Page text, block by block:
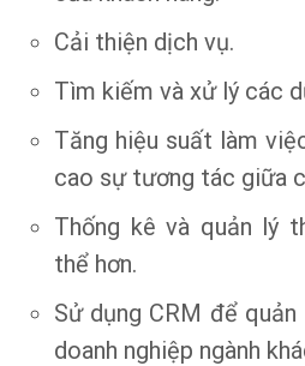
Cải thiện dịch vụ.
Tìm kiếm và xử lý các
Tăng hiệu suất làm
cao sự tương tác giữa
Thống kê và quản lý
thể hơn.
Sử dụng CRM để
doanh nghiệp ngành